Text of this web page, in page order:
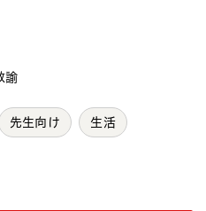
諭
先生向け 生活